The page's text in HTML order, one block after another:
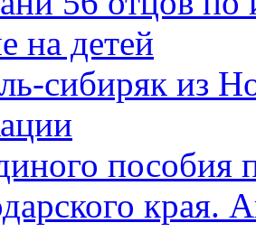
на детей
сибиряк из
пособия
края.